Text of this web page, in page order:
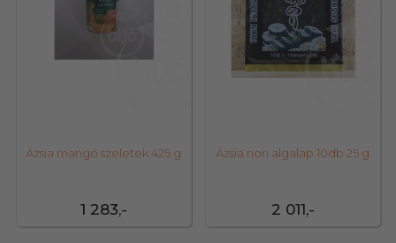
1 283,-
Ázsia mangó szeletek 425 g
2 011,-
Ázsia nori algalap 10db 25 g